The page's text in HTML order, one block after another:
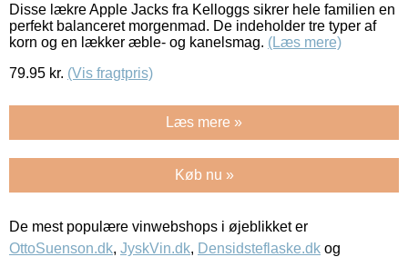
Disse lækre Apple Jacks fra Kelloggs sikrer hele familien en
perfekt balanceret morgenmad. De indeholder tre typer af
korn og en lækker æble- og kanelsmag. (Læs mere)
79.95 kr. (Vis fragtpris)
Læs mere »
Køb nu »
De mest populære vinwebshops i øjeblikket er
OttoSuenson.dk, JyskVin.dk, Densidsteflaske.dk og